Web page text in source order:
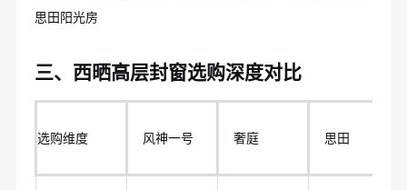
思田阳光房
三、西晒高层封窗选购深度对比
选购维度 风神一号 奢庭 思田